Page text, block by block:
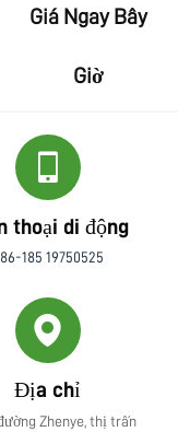
Giá Ngay Bây
Giờ
thoại di động
185 19750525
Địa chỉ
Zhenye, thị trấn